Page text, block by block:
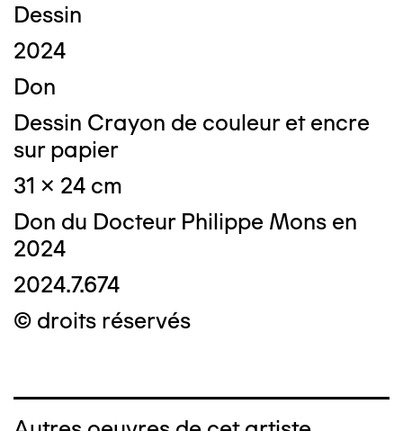
Dessin
2024
Don
Dessin Crayon de couleur et encre
sur papier
31 x 24 cm
Don du Docteur Philippe Mons en
2024
2024.7.674
© droits réservés